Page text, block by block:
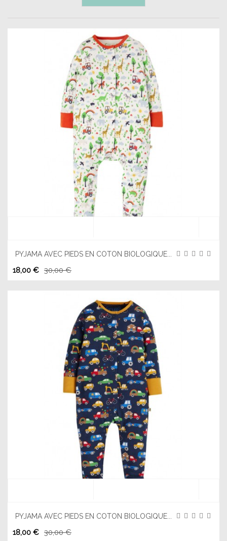
PYJAMA AVEC PIEDS EN COTON BIOLOGIQUE...
18,00 € 30,00 €
PYJAMA AVEC PIEDS EN COTON BIOLOGIQUE...
18,00 € 30,00 €